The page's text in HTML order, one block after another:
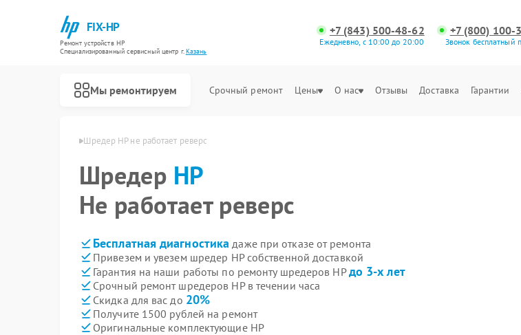
FIX-HP
Ремонт устройств HP
Специализированный cервисный центр г.Казань
+7 (843) 500-48-62
Ежедневно, с 10:00 до 20:00
+7 (800) 100-
Звонок бесплатный
Мы ремонтируем Срочный ремонт Цены О нас Отзывы Доставка Гарантии
HP в Казани Шредер HP не работает реверс
Шредер HP
Не работает реверс
Бесплатная диагностика даже при отказе от ремонта
Привезем и увезем шредер HP собственной доставкой
Гарантия на наши работы по ремонту шредеров HPдо 3-х лет
Срочный ремонт шредеров HP в течении часа
Скидка для вас до 20%
Получите 1500 рублей на ремонт
Оригинальные комплектующие HP